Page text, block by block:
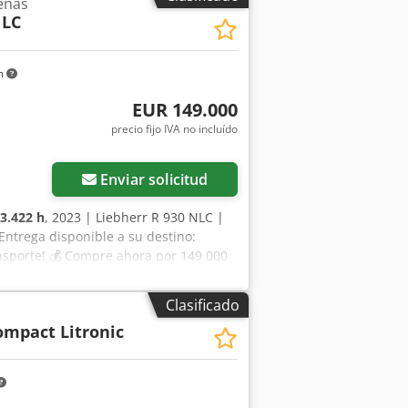
EUR 149.000
precio fijo IVA no incluído
Enviar solicitud
3.422 h, 2023 | Liebherr R 930 NLC |
disponible a su destino:
💰 Compre ahora por 149 000
una tarifa asequible (sujeto a
de inspección, 64 aprobados ✅,
de oruga en buen estado de
detectaron otros problemas
completa, fotos adicionales o un
para buscar más detalles en línea.
realizada por profesionales
Clasificado
Litronic